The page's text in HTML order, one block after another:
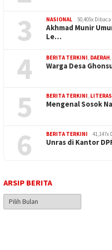
3 NASIONAL 50,405x Dibaca
Akhmad Munir
Le…
4 BERITA TERKINI, DAERAH,
Warga Desa
5 BERITA TERKINI,
Mengenal Sosok
6 BERITA TERKINI 41,147x
Unras di Kantor
ARSIP BERITA
Arsip
Berita